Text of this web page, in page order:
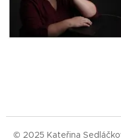
© 2025 Kateřina